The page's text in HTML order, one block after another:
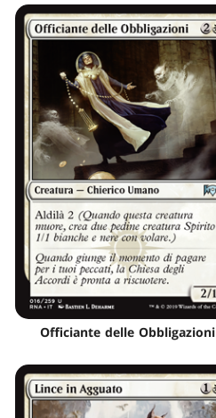
Officiante delle Obbligazioni